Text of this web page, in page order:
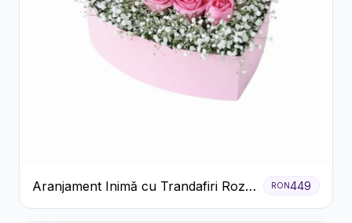
Aranjament Inimă cu Trandafiri Roz
și Gypsophila Albă
RON449